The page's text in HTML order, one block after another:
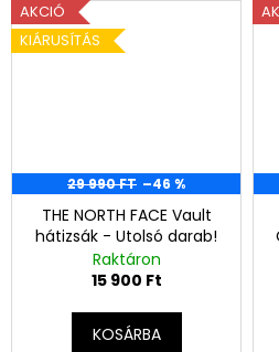
AKCIÓ
KIÁRUSÍTÁS
29 990 FT –46 %
THE NORTH FACE Vault
hátizsák - Utolsó darab!
Raktáron
15 900 Ft
KOSÁRBA